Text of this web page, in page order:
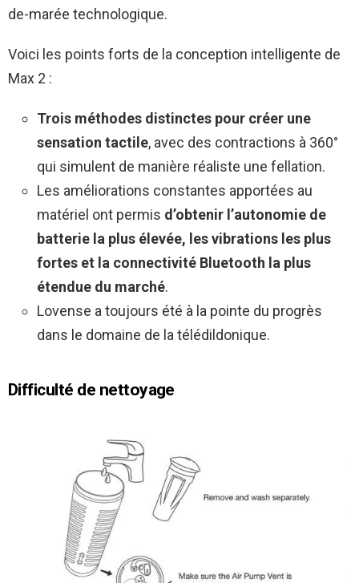
de-marée technologique.
Voici les points forts de la conception intelligente de
Max 2 :
Trois méthodes distinctes pour créer une
sensation tactile, avec des contractions à 360°
qui simulent de manière réaliste une fellation.
Les améliorations constantes apportées au
matériel ont permis d’obtenir l’autonomie de
batterie la plus élevée, les vibrations les plus
fortes et la connectivité Bluetooth la plus
étendue du marché.
Lovense a toujours été à la pointe du progrès
dans le domaine de la télédildonique.
Difficulté de nettoyage